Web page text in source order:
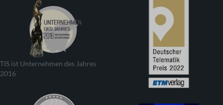
TIS ist Unternehmen des Jahres
2016